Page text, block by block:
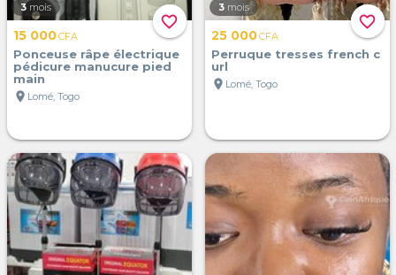
favorite_border
3 mois
15 000CFA
Ponceuse râpe électrique
pédicure manucure pied
main
location_on Lomé, Togo
favorite_border
3 mois
25 000CFA
Perruque tresses french c
url
location_on Lomé, Togo